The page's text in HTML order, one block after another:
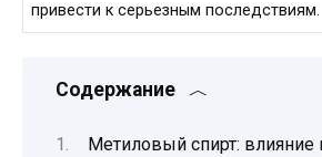
привести к серьезным последствиям.
Содержание
Метиловый спирт: влияние